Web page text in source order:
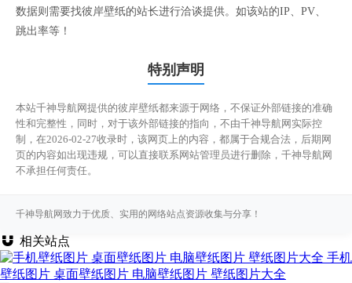
数据则需要找彼岸壁纸的站长进行洽谈提供。如该站的IP、PV、
跳出率等！
特别声明
本站千神导航网提供的彼岸壁纸都来源于网络，不保证外部链接的准确
性和完整性，同时，对于该外部链接的指向，不由千神导航网实际控
制，在2026-02-27收录时，该网页上的内容，都属于合规合法，后期网
页的内容如出现违规，可以直接联系网站管理员进行删除，千神导航网
不承担任何责任。
千神导航网致力于优质、实用的网络站点资源收集与分享！
相关站点
手机
壁纸图片 桌面壁纸图片 电脑壁纸图片 壁纸图片大全